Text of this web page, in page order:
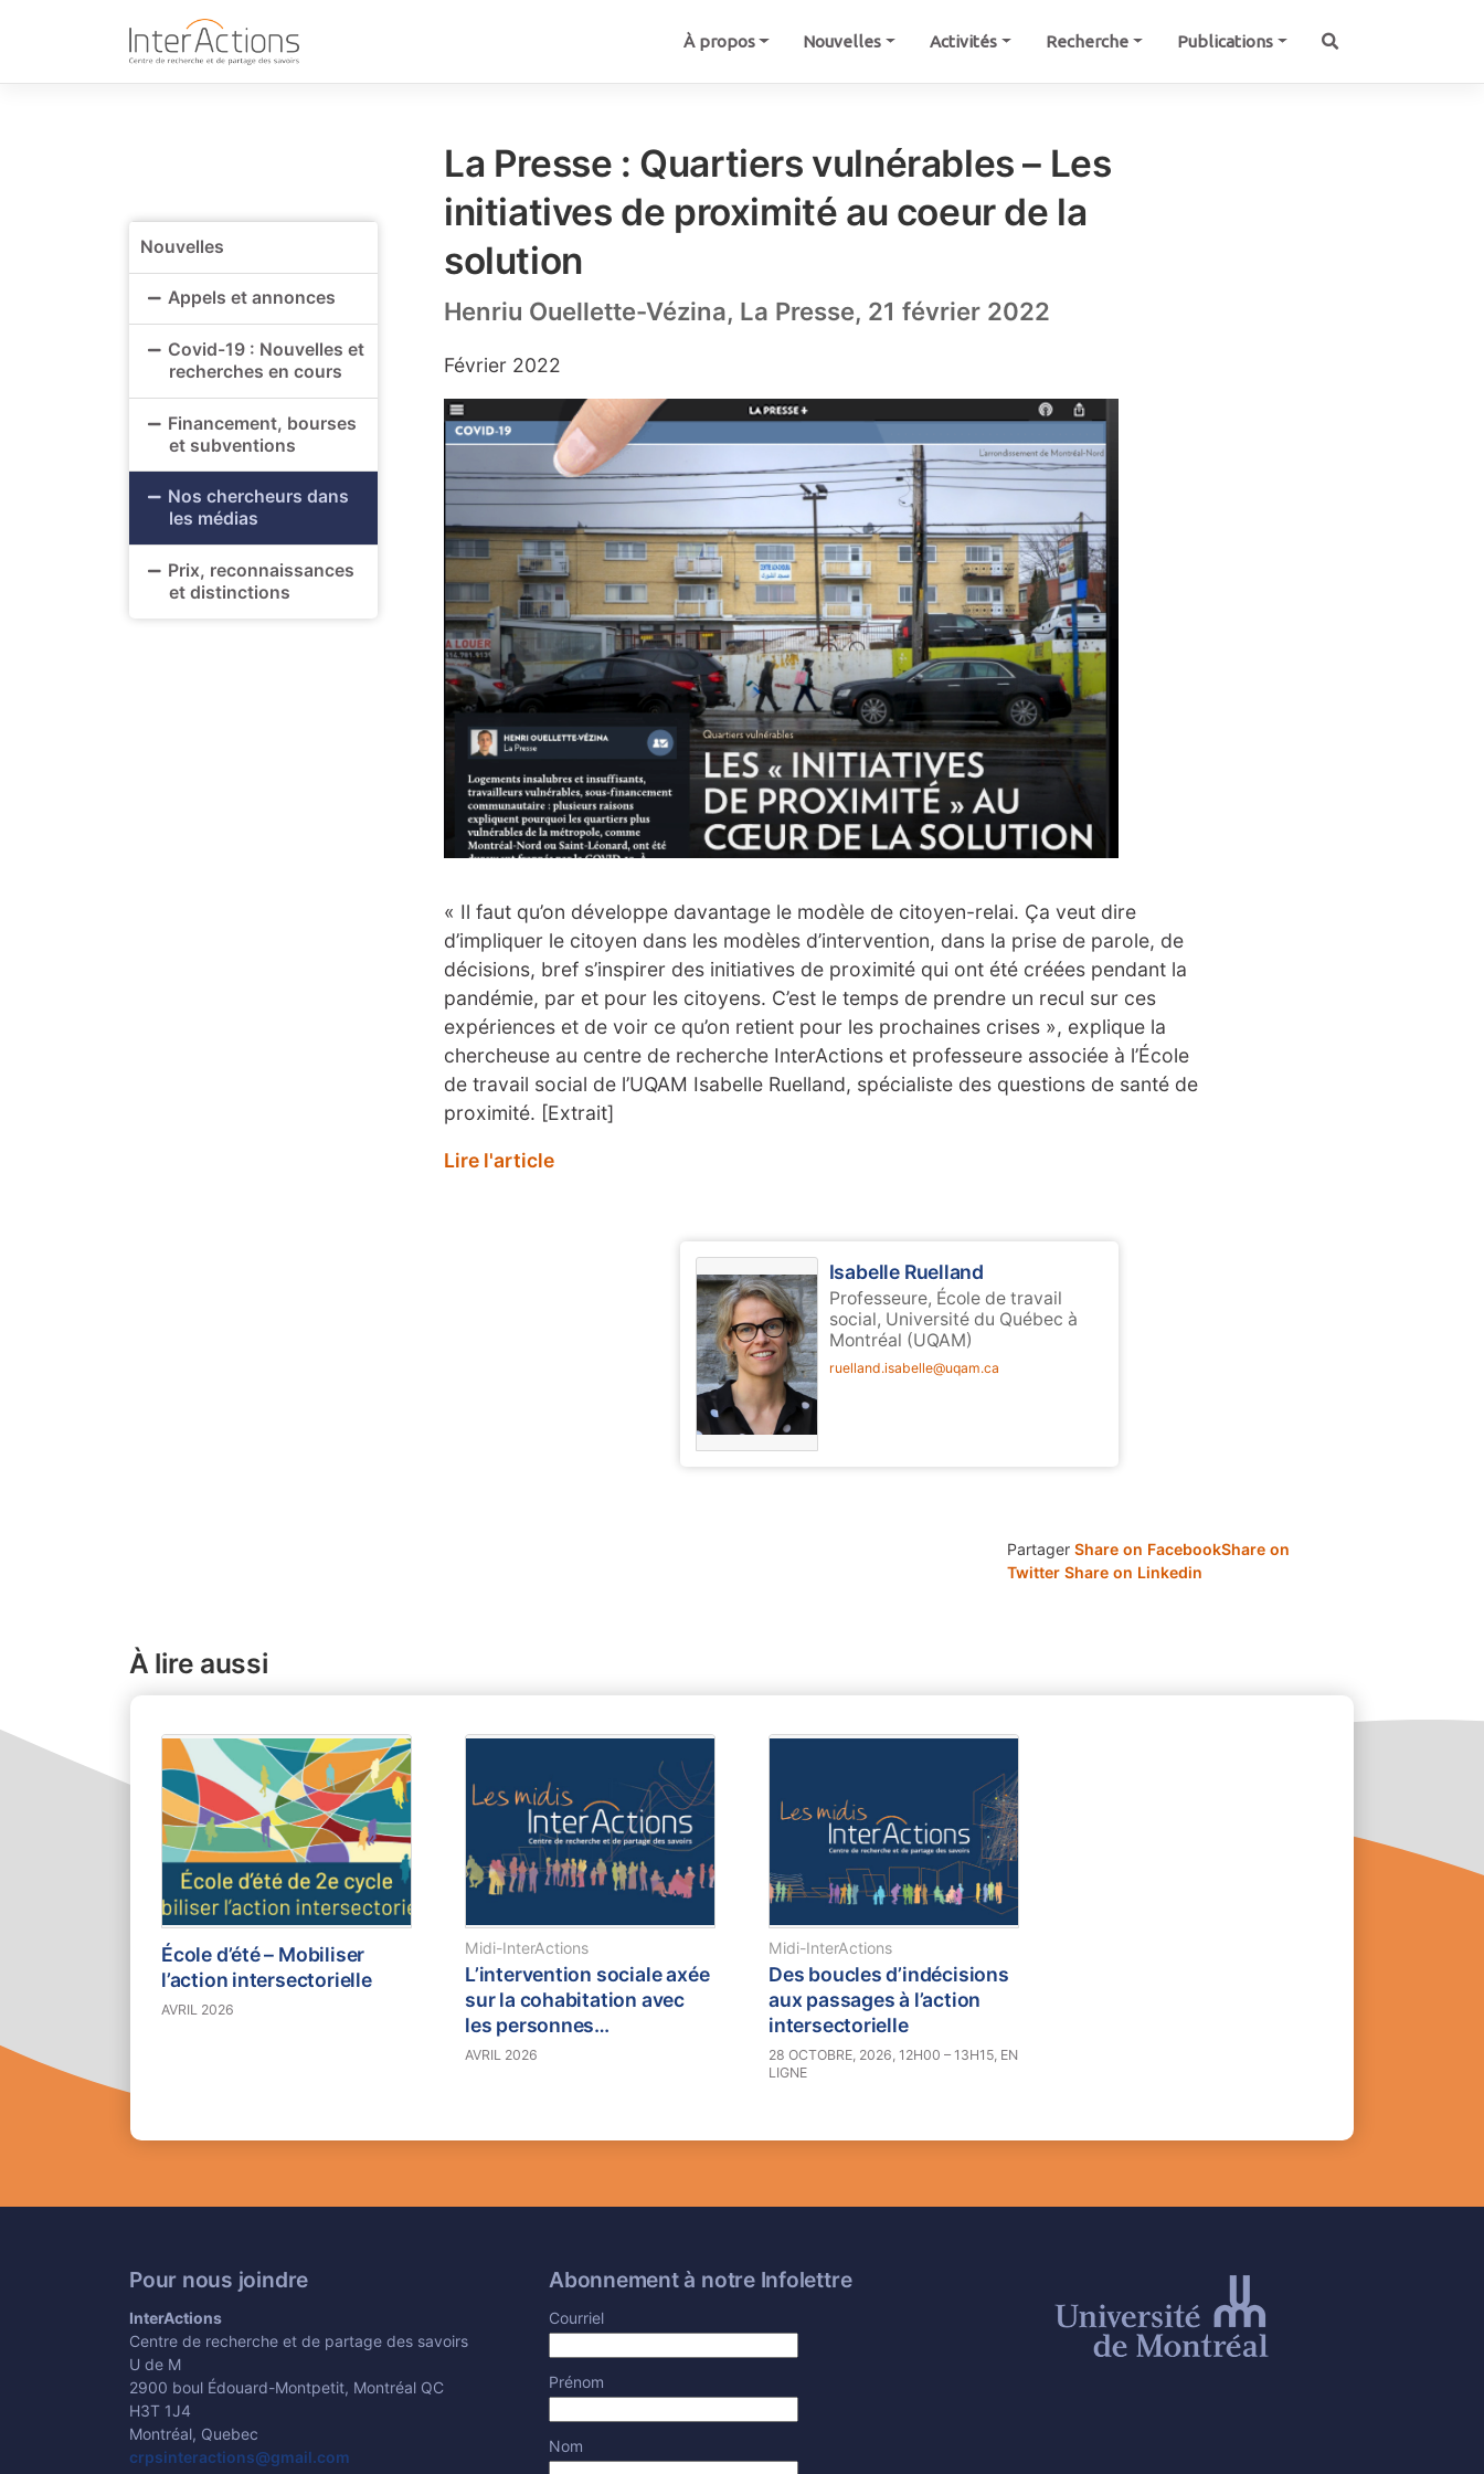
À propos Nouvelles Activités Recherche Publications
Nouvelles
Appels et annonces
Covid-19 : Nouvelles et
recherches en cours
Financement, bourses
et subventions
Nos chercheurs dans
les médias
Prix, reconnaissances
et distinctions
La Presse : Quartiers vulnérables – Les
initiatives de proximité au coeur de la
solution
Henriu Ouellette-Vézina, La Presse, 21 février 2022
Février 2022
« Il faut qu’on développe davantage le modèle de citoyen-relai. Ça veut dire
d’impliquer le citoyen dans les modèles d’intervention, dans la prise de parole, de
décisions, bref s’inspirer des initiatives de proximité qui ont été créées pendant la
pandémie, par et pour les citoyens. C’est le temps de prendre un recul sur ces
expériences et de voir ce qu’on retient pour les prochaines crises », explique la
chercheuse au centre de recherche InterActions et professeure associée à l’École
de travail social de l’UQAM Isabelle Ruelland, spécialiste des questions de santé de
proximité. [Extrait]
Lire l'article
Isabelle Ruelland
Professeure, École de travail
social, Université du Québec à
Montréal (UQAM)
ruelland.isabelle@uqam.ca
Partager Share on FacebookShare on
Twitter Share on Linkedin
À lire aussi
École d’été – Mobiliser
l’action intersectorielle
AVRIL 2026
Midi-InterActions
L’intervention sociale axée
sur la cohabitation avec
les personnes
marginalisées : le cas de la
AVRIL 2026
Midi-InterActions
Des boucles d’indécisions
aux passages à l’action
intersectorielle
28 OCTOBRE, 2026, 12H00 – 13H15, EN
LIGNE
Pour nous joindre
InterActions
Centre de recherche et de partage des savoirs
U de M
2900 boul Édouard-Montpetit, Montréal QC
H3T 1J4
Montréal, Quebec
crpsinteractions@gmail.com
Abonnement à notre Infolettre
Courriel
Prénom
Nom